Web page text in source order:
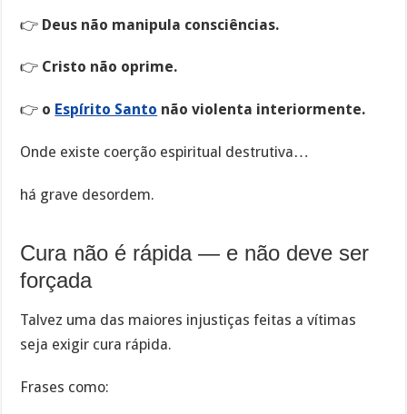
👉 Deus não manipula consciências.
👉 Cristo não oprime.
👉 o Espírito Santo não violenta interiormente.
Onde existe coerção espiritual destrutiva…
há grave desordem.
Cura não é rápida — e não deve ser
forçada
Talvez uma das maiores injustiças feitas a vítimas
seja exigir cura rápida.
Frases como: